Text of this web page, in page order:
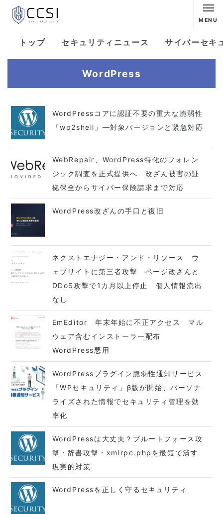
MENU
トップ セキュリティニュース サイバーセキ
WordPress
WordPressコアに認証不要の重大な脆弱性
「wp2shell」—対象バージョンと緊急対応
WebRepair、WordPress特化のフォレン
ジック調査を正式提供へ 改ざん被害の証
拠保全からサイバー保険請求まで対応
WordPress改ざんの手口と復旧
ネクストエナジー・アンド・リソース ウ
ェブサイトに第三者攻撃 ページ改ざんと
DDoS攻撃で1カ月以上停止 個人情報流出
なし
EmEditor 年末年始に不正アクセス マル
ウェア含むインストーラー配布
WordPress悪用
WordPressプラグイン脆弱性通知サービス
「WPセキュリティ」β版が開始、パーソナ
ライズされた情報でセキュリティ管理を効
率化
WordPressは大丈夫？ブルートフォース攻
撃・辞書攻撃・xmlrpc.phpを最短で潰す
現実的対策
WordPressを正しく守るセキュリティ